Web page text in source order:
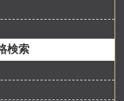
検索